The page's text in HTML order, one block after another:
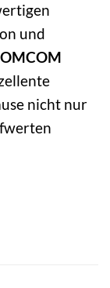
und
nicht nur